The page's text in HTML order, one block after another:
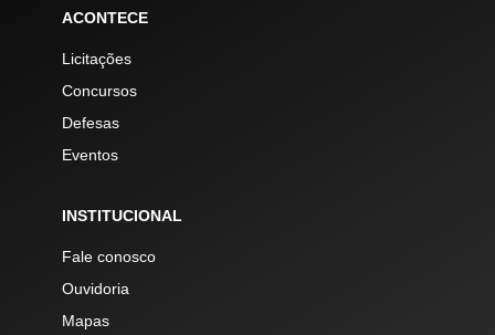
ACONTECE
Licitações
Concursos
Defesas
Eventos
INSTITUCIONAL
Fale conosco
Ouvidoria
Mapas